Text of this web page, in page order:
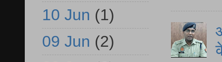
10 Jun (1)
09 Jun (2)